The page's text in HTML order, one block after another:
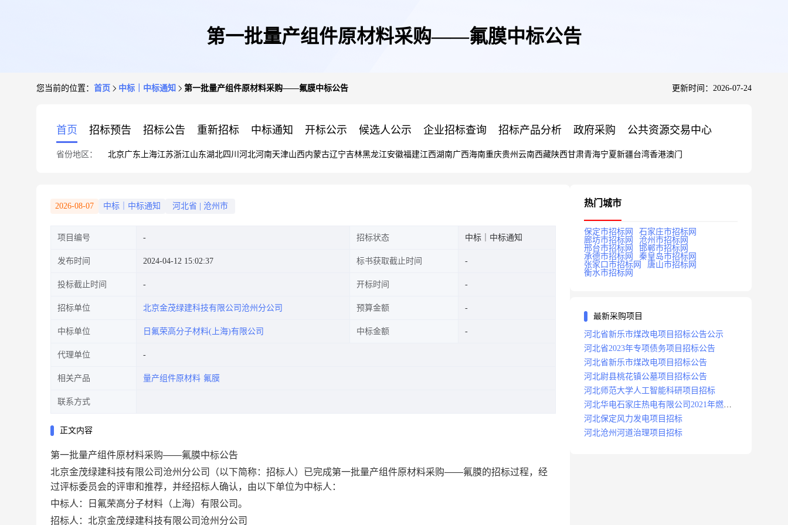
第一批量产组件原材料采购——氟膜中标公告
您当前的位置： 首页 中标｜中标通知 第一批量产组件原材料采购——氟膜中标公告 更新时间：2026-07-24
首页 招标预告 招标公告 重新招标 中标通知 开标公示 候选人公示 企业招标查询 招标产品分析 政府采购 公共资源交易中心
省份地区： 北京广东 上海江苏浙江山东湖北四川 河北河南天津山西内蒙古辽宁吉林黑龙江安徽福建江西湖南广西海南重庆贵州 云南西藏陕西甘肃青海宁夏新疆台湾香港澳门
2026-08-07 中标｜中标通知 河北省 沧州市
项目编号 招标状态 中标｜中标通知
发布时间 2024-04-12 15:02:37 标书获取截止时间
投标截止时间 开标时间
招标单位 北京金茂绿建科技有限公司沧州分公司 预算金额
中标单位 日氟荣高分子材料(上海)有限公司 中标金额
代理单位
相关产品 量产组件原材料 氟膜
联系方式
正文内容
第一批量产组件原材料采购——氟膜中标公告
北京金茂绿建科技有限公司沧州分公司（以下简称：招标人）已完成第一批量产组件原材料采购——氟膜的招标过程，经
过评标委员会的评审和推荐，并经招标人确认，由以下单位为中标人：
中标人：日氟荣高分子材料（上海）有限公司。
招标人：北京金茂绿建科技有限公司沧州分公司
热门城市
保定市招标网
石家庄市招标网
廊坊市招标网
沧州市招标网
邢台市招标网
邯郸市招标网
承德市招标网
秦皇岛市招标网
张家口市招标网
唐山市招标网
衡水市招标网
最新采购项目
河北省新乐市煤改电项目招标公告公示
河北省2023年专项债务项目招标公告
河北省新乐市煤改电项目招标公告
河北尉县桃花镇公墓项目招标公告
河北师范大学人工智能科研项目招标
河北华电石家庄热电有限公司2021年燃料
分场辅助运行项目招标公告
河北保定风力发电项目招标
河北沧州河道治理项目招标